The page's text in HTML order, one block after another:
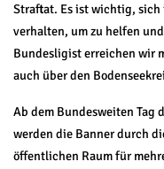
Straftat. Es ist wichtig,
verhalten, um zu helfen
Bundesligist erreichen wir
auch über den
Ab dem Bundesweiten Tag
werden die Banner durch
öffentlichen Raum für